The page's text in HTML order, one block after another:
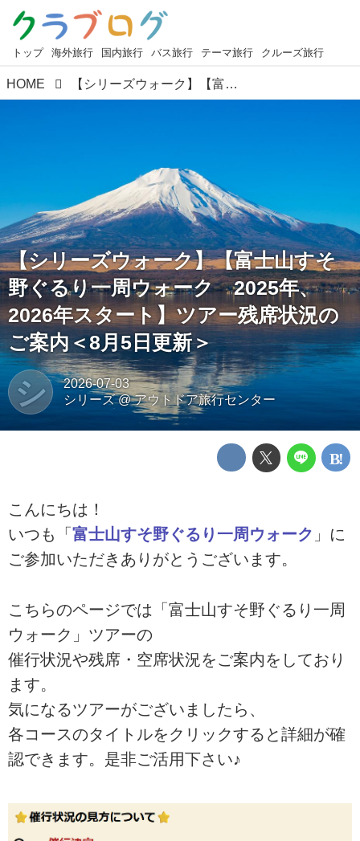
トップ 海外旅行 国内旅行 バス旅行 テーマ旅行 クルーズ旅行
HOME 【シリーズウォーク】【富士山すそ野ぐるり一周ウォーク 2025年、2026年スタート】ツアー残席状況のご案内＜8月5日更新＞
【シリーズウォーク】【富士山すそ
野ぐるり一周ウォーク 2025年、
2026年スタート】ツアー残席状況の
ご案内＜8月5日更新＞
シ
2026-07-03
シリーズ@アウトドア旅行センター
こんにちは！
いつも「 富士山すそ野ぐるり一周ウォーク 」に
ご参加いただきありがとうございます。
こちらのページでは「富士山すそ野ぐるり一周
ウォーク」ツアーの
催行状況や残席・空席状況をご案内をしており
ます。
気になるツアーがございましたら、
各コースのタイトルをクリックすると詳細が確
認できます。是非ご活用下さい♪